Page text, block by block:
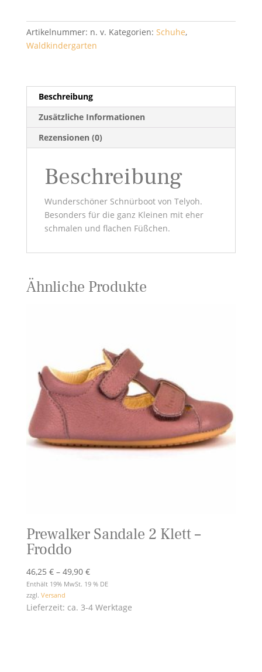
Menge
Artikelnummer: n. v. Kategorien: Schuhe,
Waldkindergarten
Beschreibung
Zusätzliche Informationen
Rezensionen (0)
Beschreibung
Wunderschöner Schnürboot von Telyoh.
Besonders für die ganz Kleinen mit eher
schmalen und flachen Füßchen.
Ähnliche Produkte
Prewalker Sandale 2 Klett –
Froddo
46,25 € – 49,90 €Preisspanne:
46,25 €
49,90 €
Enthält 19% MwSt. 19 % DE
zzgl. Versand
Lieferzeit: ca. 3-4 Werktage